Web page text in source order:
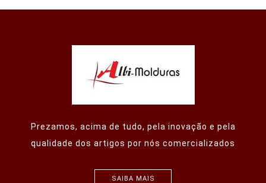
Prezamos, acima de tudo, pela inovação e pela
qualidade dos artigos por nós comercializados
SAIBA MAIS